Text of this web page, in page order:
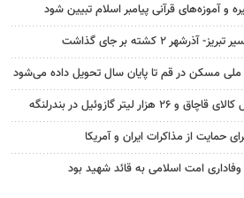
و آموزه‌های قرآنی پیامبر اسلام تبیین شود
۲ کشته بر جای گذاشت
حمایت از مذاکرات ایران و آمریکا
امت اسلامی به قائد شهید بود